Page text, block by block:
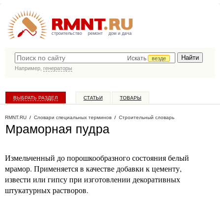
строительство ремонт дом и дача
Искать
везде
Например, генераторы
ВЫБРАТЬ РАЗДЕЛ СТАТЬИ ТОВАРЫ
RMNT.RU / Словари специальных терминов / Строительный словарь
Мраморная пудра
Измельченный до порошкообразного состояния белый
мрамор. Применяется в качестве добавки к цементу,
извести или гипсу при изготовлении декоративных
штукатурных растворов.